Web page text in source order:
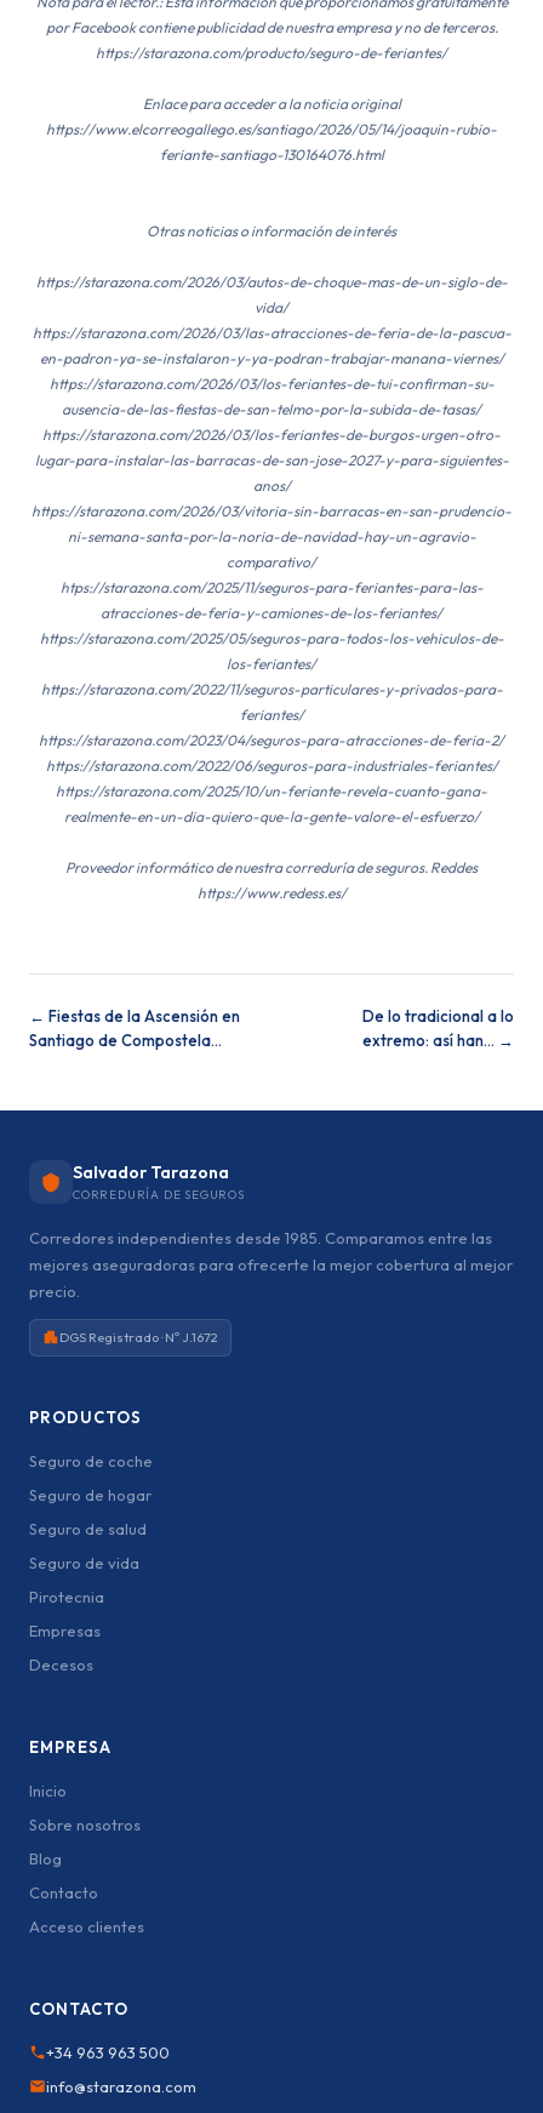
por Facebook contiene publicidad de nuestra empresa y no de terceros.
https://starazona.com/producto/seguro-de-feriantes/
Enlace para acceder a la noticia original
https://www.elcorreogallego.es/santiago/2026/05/14/joaquin-rubio-
feriante-santiago-130164076.html
Otras noticias o información de interés
https://starazona.com/2026/03/autos-de-choque-mas-de-un-siglo-de-
vida/
https://starazona.com/2026/03/las-atracciones-de-feria-de-la-pascua-
en-padron-ya-se-instalaron-y-ya-podran-trabajar-manana-viernes/
https://starazona.com/2026/03/los-feriantes-de-tui-confirman-su-
ausencia-de-las-fiestas-de-san-telmo-por-la-subida-de-tasas/
https://starazona.com/2026/03/los-feriantes-de-burgos-urgen-otro-
lugar-para-instalar-las-barracas-de-san-jose-2027-y-para-siguientes-
anos/
https://starazona.com/2026/03/vitoria-sin-barracas-en-san-prudencio-
ni-semana-santa-por-la-noria-de-navidad-hay-un-agravio-
comparativo/
htps://starazona.com/2025/11/seguros-para-feriantes-para-las-
atracciones-de-feria-y-camiones-de-los-feriantes/
https://starazona.com/2025/05/seguros-para-todos-los-vehiculos-de-
los-feriantes/
https://starazona.com/2022/11/seguros-particulares-y-privados-para-
feriantes/
https://starazona.com/2023/04/seguros-para-atracciones-de-feria-2/
https://starazona.com/2022/06/seguros-para-industriales-feriantes/
https://starazona.com/2025/10/un-feriante-revela-cuanto-gana-
realmente-en-un-dia-quiero-que-la-gente-valore-el-esfuerzo/
Proveedor informático de nuestra correduría de seguros. Reddes
https://www.redess.es/
← Fiestas de la Ascensión en
Santiago de Compostela…
De lo tradicional a lo
extremo: así han… →
Salvador Tarazona
CORREDURÍA DE SEGUROS
Corredores independientes desde 1985. Comparamos entre las
mejores aseguradoras para ofrecerte la mejor cobertura al mejor
precio.
DGS Registrado · Nº J.1672
PRODUCTOS
Seguro de coche
Seguro de hogar
Seguro de salud
Seguro de vida
Pirotecnia
Empresas
Decesos
EMPRESA
Inicio
Sobre nosotros
Blog
Contacto
Acceso clientes
CONTACTO
+34 963 963 500
info@starazona.com